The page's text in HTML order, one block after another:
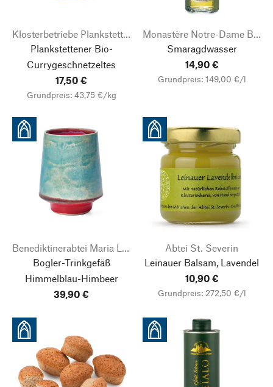
Klosterbetriebe Plankstetten
Plankstettener Bio-
Currygeschnetzeltes
17,50 €
Grundpreis: 43,75 €/kg
Monastère Notre-Dame Bouzy-la-Forêt
Smaragdwasser
14,90 €
Grundpreis: 149,00 €/l
Benediktinerabtei Maria Laach
Bogler-Trinkgefäß
Himmelblau-Himbeer
39,90 €
Abtei St. Severin
Leinauer Balsam, Lavendel
10,90 €
Grundpreis: 272,50 €/l